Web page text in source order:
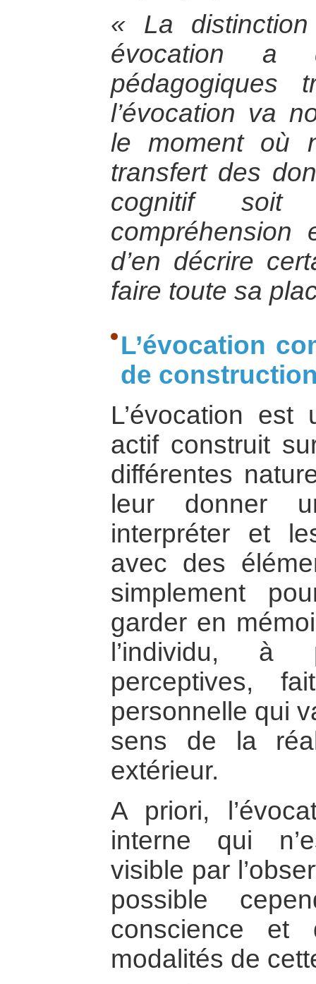
« La
évocation a
pédagogiques
l’évocation va
le moment où
transfert des
cognitif
compréhension
d’en décrire
faire toute sa
L’évocation
de
L’évocation
actif construit
différentes
leur donner
interpréter et
avec des
simplement
garder en
l’individu, à
perceptives,
personnelle qui
sens de la
extérieur.
A priori,
interne qui
visible par
possible
conscience et
modalités de